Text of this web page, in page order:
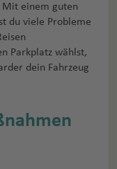
Mit einem guten
du viele Probleme
Parkplatz wählst,
dein Fahrzeug